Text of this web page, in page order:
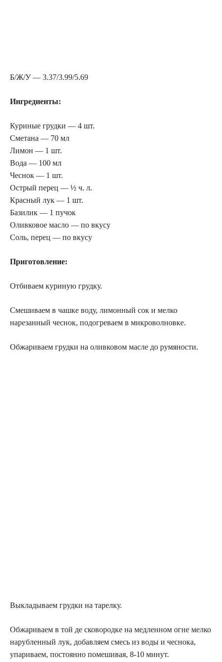
Б/Ж/У — 3.37/3.99/5.69
Ингредиенты:
Куриные грудки — 4 шт.
Сметана — 70 мл
Лимон — 1 шт.
Вода — 100 мл
Чеснок — 1 шт.
Острый перец — ½ ч. л.
Красный лук — 1 шт.
Базилик — 1 пучок
Оливковое масло — по вкусу
Соль, перец — по вкусу
Приготовление:
Отбиваем куриную грудку.
Смешиваем в чашке воду, лимонный сок и мелко
нарезанный чеснок, подогреваем в микроволновке.
Обжариваем грудки на оливковом масле до румяности.
Выкладываем грудки на тарелку.
Обжариваем в той де сковородке на медленном огне мелко
нарубленный лук, добавляем смесь из воды и чеснока,
упариваем, постоянно помешивая, 8-10 минут.